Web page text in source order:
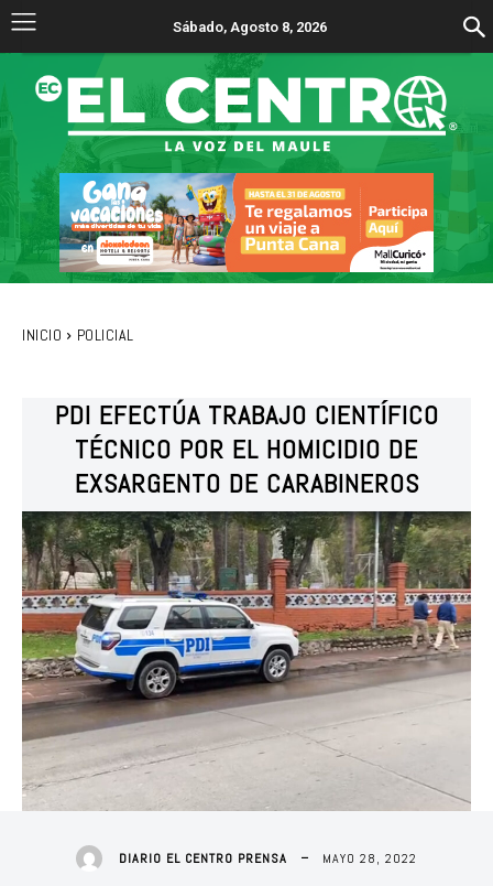
Sábado, Agosto 8, 2026
INICIO POLICIAL
PDI EFECTÚA TRABAJO CIENTÍFICO
TÉCNICO POR EL HOMICIDIO DE
EXSARGENTO DE CARABINEROS
DIARIO EL CENTRO PRENSA MAYO 28, 2022